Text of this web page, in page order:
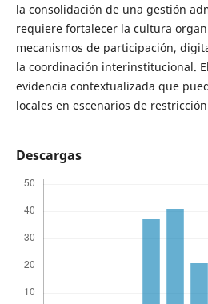
la consolidación de una gestión
requiere fortalecer la cultura
mecanismos de participación,
la coordinación interinstitucional.
evidencia contextualizada que
locales en escenarios de
Descargas